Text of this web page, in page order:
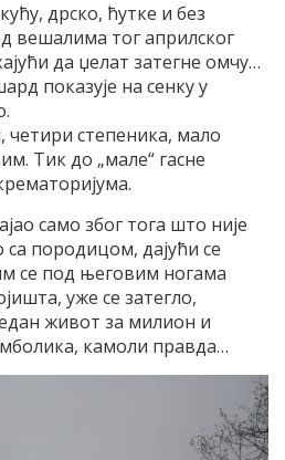
дрско, ћутке и без
вешалима тог априлског
да џелат затегне омчу…
показује на сенку у
четири степеника, мало
Тик до „мале“ гасне
само због тога што није
породицом, дајући се
се под његовим ногама
уже се затегло,
живот за милион и
камоли правда…